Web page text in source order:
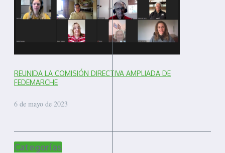
REUNIDA LA COMISIÓN DIRECTIVA AMPLIADA DE
FEDEMARCHE
6 de mayo de 2023
Categorías